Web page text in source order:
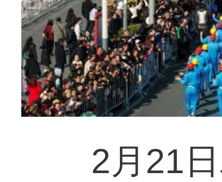
2月21日